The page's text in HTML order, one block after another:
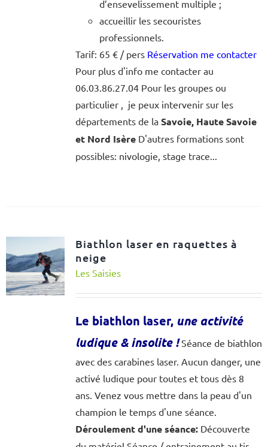
d’ensevelissement multiple ;
accueillir les secouristes
professionnels.
Tarif: 65 € / pers Réservation me contacter
Pour plus d'info me contacter au
06.03.86.27.04 Pour les groupes ou
particulier , je peux intervenir sur les
départements de la Savoie, Haute Savoie
et Nord IsèreD'autres formations sont
possibles: nivologie, stage trace...
Biathlon laser en raquettes à
neige
Les Saisies
Le biathlon laser, une activité
ludique & insolite !Séance de biathlon
avec des carabines laser. Aucun danger, une
activé ludique pour toutes et tous dès 8
ans. Venez vous mettre dans la peau d'un
champion le temps d'une séance.
Déroulement d'une séance:Découverte